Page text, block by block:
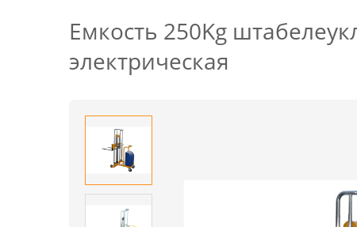
Емкость 250Kg
электрическая